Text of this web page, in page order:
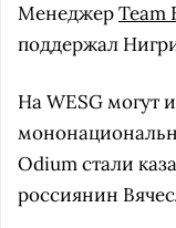
МенеджерTeam
поддержал
На WESG могут
Odium стали
россиянин